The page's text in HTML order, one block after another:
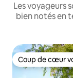
Les voyageurs
bien notés en
Coup de cœur
Coup de cœur